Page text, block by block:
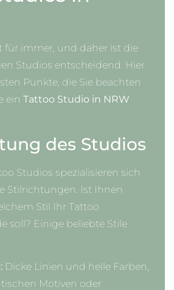
für immer, und daher ist die
Studios entscheidend. Hier
Punkte, die Sie beachten
einTattoo Studio in NRW
des Studios
Studios spezialisieren sich
Stilrichtungen. Ist Ihnen
Stil Ihr Tattoo
soll? Einige beliebte Stile
Dicke Linien und helle Farben,
Motiven oder